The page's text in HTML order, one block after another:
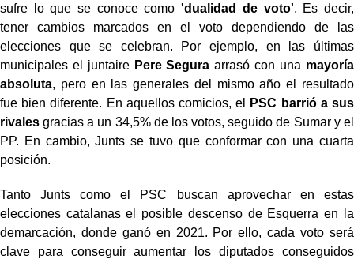
sufre lo que se conoce como'dualidad de voto'. Es decir,
tener cambios marcados en el voto dependiendo de las
elecciones que se celebran. Por ejemplo, en las últimas
municipales el juntaire Pere Segura arrasó con una mayoría
absoluta, pero en las generales del mismo año el resultado
fue bien diferente. En aquellos comicios, el
PSC barrió a sus
rivales gracias a un 34,5% de los votos, seguido de Sumar y el
PP. En cambio, Junts se tuvo que conformar con una cuarta
posición.
Tanto Junts como el PSC buscan aprovechar en estas
elecciones catalanas el posible descenso de Esquerra en la
demarcación, donde ganó en 2021. Por ello, cada voto será
clave para conseguir aumentar los diputados conseguidos